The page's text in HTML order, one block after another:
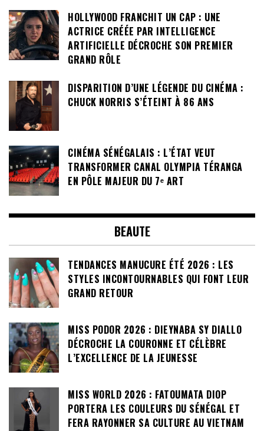
HOLLYWOOD FRANCHIT UN CAP : UNE
ACTRICE CRÉÉE PAR INTELLIGENCE
ARTIFICIELLE DÉCROCHE SON PREMIER
GRAND RÔLE
DISPARITION D’UNE LÉGENDE DU CINÉMA :
CHUCK NORRIS S’ÉTEINT À 86 ANS
CINÉMA SÉNÉGALAIS : L’ÉTAT VEUT
TRANSFORMER CANAL OLYMPIA TÉRANGA
EN PÔLE MAJEUR DU 7ᵉ ART
BEAUTE
TENDANCES MANUCURE ÉTÉ 2026 : LES
STYLES INCONTOURNABLES QUI FONT LEUR
GRAND RETOUR
MISS PODOR 2026 : DIEYNABA SY DIALLO
DÉCROCHE LA COURONNE ET CÉLÈBRE
L’EXCELLENCE DE LA JEUNESSE
MISS WORLD 2026 : FATOUMATA DIOP
PORTERA LES COULEURS DU SÉNÉGAL ET
FERA RAYONNER SA CULTURE AU VIETNAM